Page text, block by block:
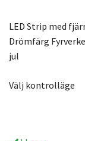
LED Strip med
Drömfärg
jul
Välj kontrolläge